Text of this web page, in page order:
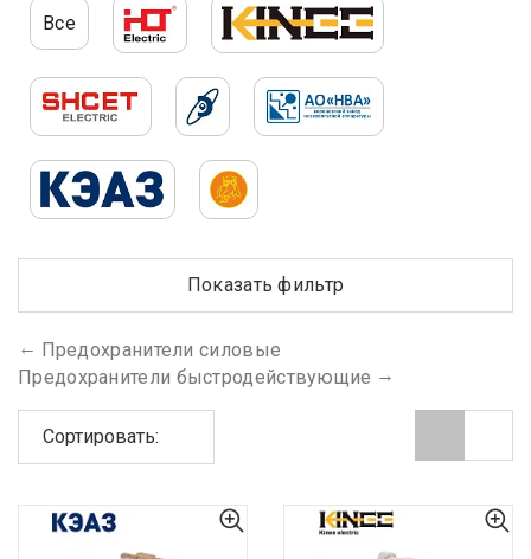
Все
Показать фильтр
Предохранители силовые
Предохранители быстродействующие
Сортировать: